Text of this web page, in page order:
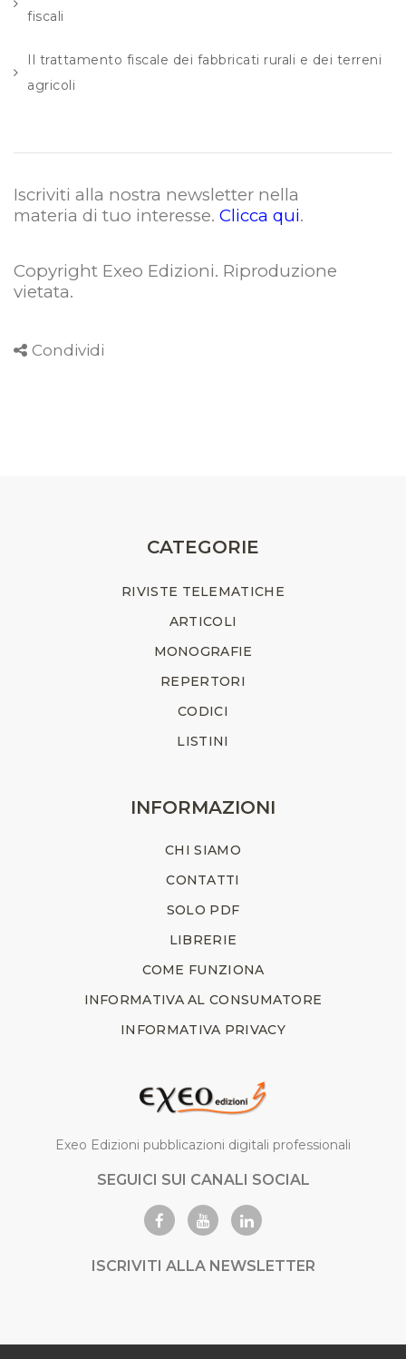
fiscali
Il trattamento fiscale dei fabbricati rurali e dei terreni
agricoli
Iscriviti alla nostra newsletter nella
materia di tuo interesse. Clicca qui.
Copyright Exeo Edizioni. Riproduzione
vietata.
Condividi
CATEGORIE
RIVISTE TELEMATICHE
ARTICOLI
MONOGRAFIE
REPERTORI
CODICI
LISTINI
INFORMAZIONI
CHI SIAMO
CONTATTI
SOLO PDF
LIBRERIE
COME FUNZIONA
INFORMATIVA AL CONSUMATORE
INFORMATIVA PRIVACY
Exeo Edizioni pubblicazioni digitali professionali
SEGUICI SUI CANALI SOCIAL
ISCRIVITI ALLA NEWSLETTER